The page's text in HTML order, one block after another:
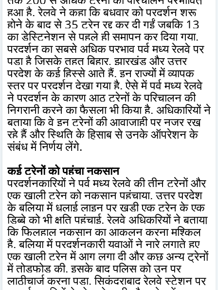
हुआ है. रेलवे ने कहा कि बुधवार को प्रदर्शन शुरू
होने के बाद से 35 ट्रेन रद्द कर दी गईं जबकि 13
का डेस्टिनेशन से पहले ही समापन कर दिया गया.
प्रदर्शन का सबसे अधिक प्रभाव पूर्व मध्य रेलवे पर
पड़ा है जिसके तहत बिहार, झारखंड और उत्तर
प्रदेश के कई हिस्से आते हैं. इन राज्यों में व्यापक
स्तर पर प्रदर्शन देखा गया है. ऐसे में पूर्व मध्य रेलवे
ने प्रदर्शन के कारण आठ ट्रेनों के परिचालन की
निगरानी करने का फैसला भी किया है. अधिकारियों ने
बताया कि वे इन ट्रेनों की आवाजाही पर नजर रख
रहे हैं और स्थिति के हिसाब से उनके ऑपरेशन के
संबंध में निर्णय लेंगे.
कई ट्रेनों को पहुंचा नुकसान
प्रदर्शनकारियों ने पूर्व मध्य रेलवे की तीन ट्रेनों और
एक खाली ट्रेन को नुकसान पहुंचाया. उत्तर प्रदेश
के बलिया में धुलाई लाइन पर खड़ी एक ट्रेन के एक
डिब्बे को भी क्षति पहुंचाई. रेलवे अधिकरियों ने बताया
कि फिलहाल नुकसान का आकलन करना मुश्किल
है. बलिया में प्रदर्शनकारी युवाओं ने नारे लगाते हुए
एक खाली ट्रेन में आग लगा दी और कुछ अन्य ट्रेनों
में तोड़फोड़ की. इसके बाद पुलिस को उन पर
लाठीचार्ज करना पड़ा. सिकंदराबाद रेलवे स्टेशन पर